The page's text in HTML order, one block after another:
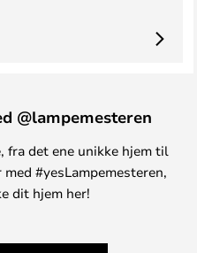
@lampemesteren
fra det ene unikke hjem til
#yesLampemesteren,
dit hjem her!